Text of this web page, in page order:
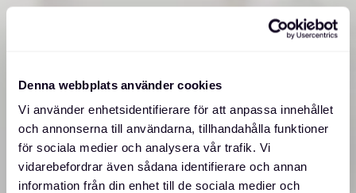
Denna webbplats använder cookies
Vi använder enhetsidentifierare för att anpassa innehållet
och annonserna till användarna, tillhandahålla funktioner
för sociala medier och analysera vår trafik. Vi
vidarebefordrar även sådana identifierare och annan
information från din enhet till de sociala medier och